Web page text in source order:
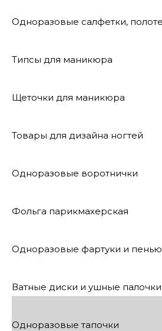
Одноразовые салфетки,
Типсы для маникюра
Щеточки для маникюра
Товары для дизайна ногтей
Одноразовые воротнички
Фольга парикмахерская
Одноразовые фартуки и
Ватные диски и ушные палочки
Одноразовые тапочки